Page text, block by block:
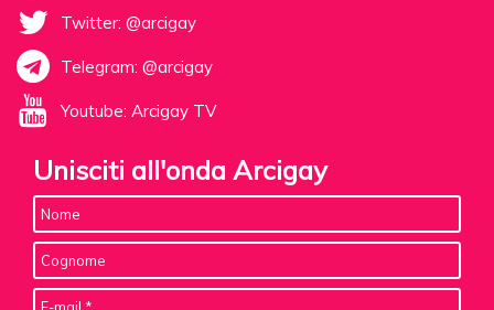
Twitter: @arcigay
Telegram: @arcigay
Youtube: Arcigay TV
Unisciti all'onda Arcigay